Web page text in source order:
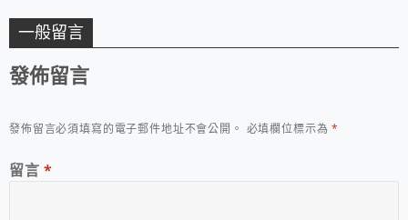
一般留言
發佈留言
發佈留言必須填寫的電子郵件地址不會公開。 必填欄位標示為*
留言 *